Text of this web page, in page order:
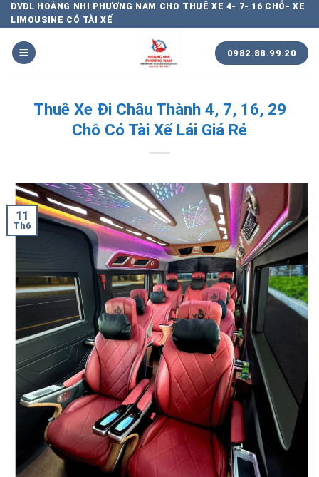
Chuyển
đến
nội
dung
DVDL HOÀNG NHI PHƯƠNG NAM CHO THUÊ XE 4- 7- 16 CHỖ- XE
LIMOUSINE CÓ TÀI XẾ
0982.88.99.20
Thuê Xe Đi Châu Thành 4, 7, 16, 29
Chỗ Có Tài Xế Lái Giá Rẻ
11
Th6